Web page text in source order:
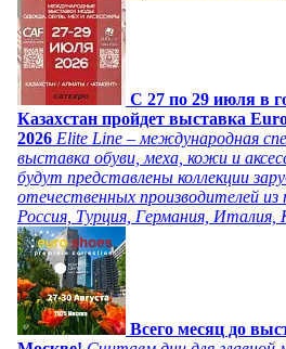
C 27 по 29 июля в
Казахстан пройдет выставка
2026 Elite Line – международная
выставка обуви, меха, кожи и
будут представлены коллекции
отечественных производителей
Россия, Турция, Германия, Италия,
Всего месяц до